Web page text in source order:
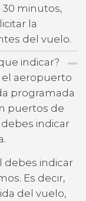
30 minutos,
la
del vuelo.
indicar?
el aeropuerto
programada
puertos de
indicar
debes indicar
Es decir,
del vuelo,